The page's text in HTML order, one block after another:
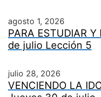
agosto 1, 2026
PARA ESTUDIAR
de julio Lección 5
julio 28, 2026
VENCIENDO LA